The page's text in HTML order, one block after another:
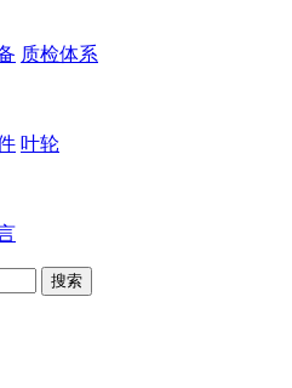
质检体系
叶轮